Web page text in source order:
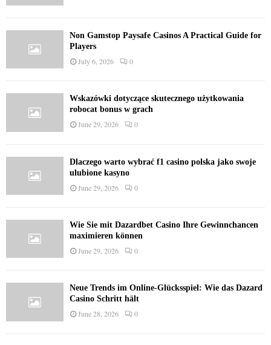
Non Gamstop Paysafe Casinos A Practical Guide for
Players
July 6, 2026 0
Wskazówki dotyczące skutecznego użytkowania
robocat bonus w grach
June 29, 2026 0
Dlaczego warto wybrać f1 casino polska jako swoje
ulubione kasyno
June 29, 2026 0
Wie Sie mit Dazardbet Casino Ihre Gewinnchancen
maximieren können
June 29, 2026 0
Neue Trends im Online-Glücksspiel: Wie das Dazard
Casino Schritt hält
June 28, 2026 0